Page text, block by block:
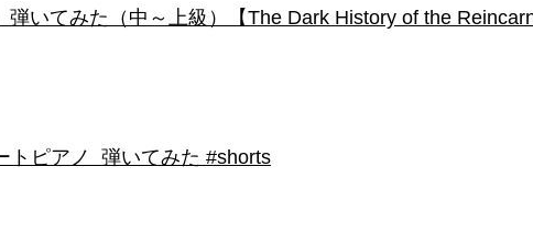
いてみた（中～上級）【The Dark History of the
トピアノ 弾いてみた #shorts